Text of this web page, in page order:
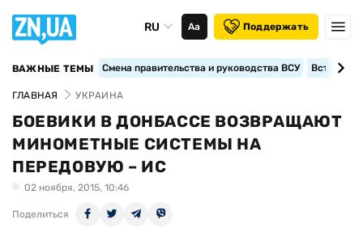
RU Аа Поддержать
ВАЖНЫЕ ТЕМЫ Смена правительства и руководства ВСУ
ГЛАВНАЯ УКРАИНА
БОЕВИКИ В ДОНБАССЕ ВОЗВРАЩАЮТ
МИНОМЕТНЫЕ СИСТЕМЫ НА
ПЕРЕДОВУЮ – ИС
02 ноября, 2015, 10:46
Поделиться